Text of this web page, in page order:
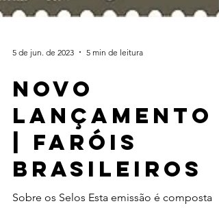
5 de jun. de 2023
Novo
lançamento
| Faróis
Brasileiros